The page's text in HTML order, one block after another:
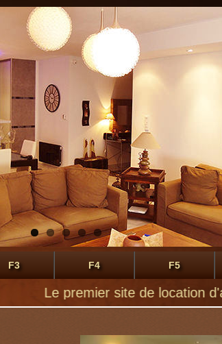
F3 F4 F5
Le premier site de location